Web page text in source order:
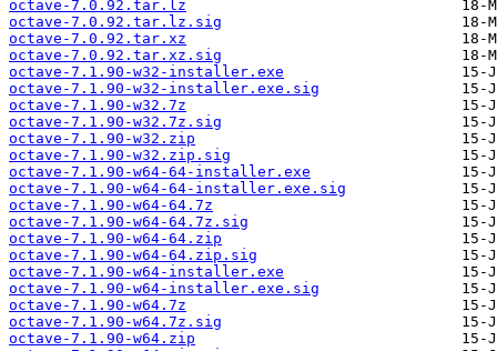
octave-7.0.92.tar.lz
octave-7.0.92.tar.lz.sig
octave-7.0.92.tar.xz
octave-7.0.92.tar.xz.sig
octave-7.1.90-w32-installer.exe
octave-7.1.90-w32-installer.exe.sig
octave-7.1.90-w32.7z
octave-7.1.90-w32.7z.sig
octave-7.1.90-w32.zip
octave-7.1.90-w32.zip.sig
octave-7.1.90-w64-64-installer.exe
octave-7.1.90-w64-64-installer.exe.sig
octave-7.1.90-w64-64.7z
octave-7.1.90-w64-64.7z.sig
octave-7.1.90-w64-64.zip
octave-7.1.90-w64-64.zip.sig
octave-7.1.90-w64-installer.exe
octave-7.1.90-w64-installer.exe.sig
octave-7.1.90-w64.7z
octave-7.1.90-w64.7z.sig
octave-7.1.90-w64.zip